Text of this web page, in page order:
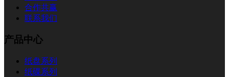
合作共赢
联系我们
产品中心
纸盘系列
纸碟系列